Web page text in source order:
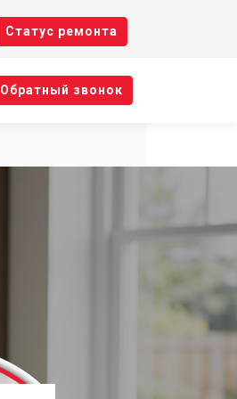
Cтатус ремонта
Oбратный звонок